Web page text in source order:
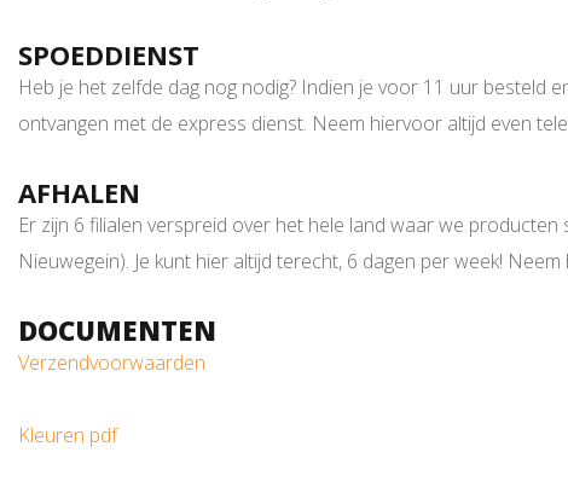
SPOEDDIENST
Heb je het zelfde dag nog nodig? Indien je voor 11 uur besteld
ontvangen met de express dienst. Neem hiervoor altijd even
AFHALEN
Er zijn 6 filialen verspreid over het hele land waar we
Nieuwegein). Je kunt hier altijd terecht, 6 dagen per week!
DOCUMENTEN
Verzendvoorwaarden
Kleuren pdf